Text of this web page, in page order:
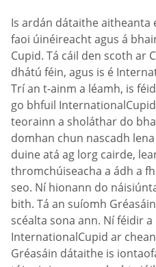
Is ardán dátaithe aitheanta
faoi úinéireacht agus á
Cupid. Tá cáil den scoth ar
dhátú féin, agus is é
Trí an t-ainm a léamh, is
go bhfuil
teorainn a sholáthar do
domhan chun nascadh
duine atá ag lorg cairde,
thromchúiseacha a ádh a
seo. Ní hionann do
bith. Tá an suíomh
scéalta sona ann. Ní féidir
InternationalCupid ar
Gréasáin dátaithe is